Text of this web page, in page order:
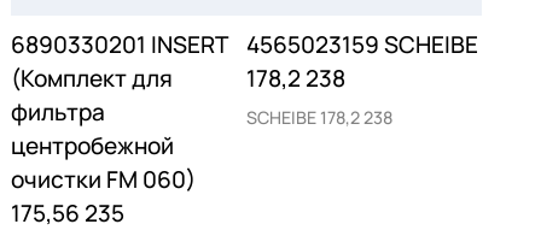
6890330201 INSERT
(Комплект для
фильтра
центробежной
очистки FM 060)
175,56 235
4565023159 SCHEIBE
178,2 238
SCHEIBE 178,2 238